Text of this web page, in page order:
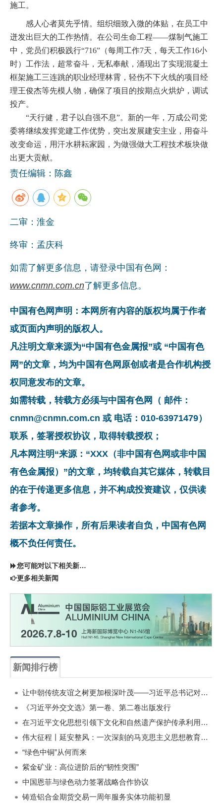
施工。
感人心者莫先乎情。组织细致入微的体贴，在员工中
迸发出巨大的工作热情。在公司生命工程——煤制气施工
中，党员们积极践行“716”（每周工作7天，每天工作16小
时）工作法，超常奋斗，无私奉献，涌现出了实现混凝土
框架施工三连跳的职业经理林霄，轻伤不下火线的项目经
理王俊杰等先模人物，确保了项目的按期点火烘炉，调试
投产。
“天行健，君子以自强不息”。新的一年，万成公司党
委将继续发挥党建工作优势，突出发展建安主业，用奋斗
改变命运，用汗水耕耘家园，为做强做大工程技术板块做
出更大贡献。
责任编辑：陈鑫
二审：淮金
终审：孟庆科
如需了解更多信息，请登录中国有色网：
www.cnmn.com.cn了解更多信息。
中国有色网声明：本网所有内容的版权均属于作者
或页面内声明的版权人。
凡注明文章来源为“中国有色金属报”或 “中国有色
网”的文章，均为中国有色网原创或者是合作机构授
权同意发布的文章。
如需转载，转载方必须与中国有色网（ 邮件：
cnmn@cnmn.com.cn 或 电话：010-63971479）
联系，签署授权协议，取得转载授权；
凡本网注明“来源：“XXX（非中国有色网或非中国
有色金属报）”的文章，均转载自其它媒体，转载目
的在于传递更多信息，并不构成投资建议，仅供读
者参考。
若据本文章操作，所有后果读者自负，中国有色网
概不负任何责任。
您可能对以下相关新闻同样感兴趣
更多相关新闻
新闻排行榜
让中朝传统友谊之树更加根深叶茂——习近平总书记对朝鲜进行国事访问纪实
《习近平外交文选》第一卷、第二卷出版发行
在习近平文化思想引领下文化和自然遗产保护传承利用工作开创新局面
伟大征程丨延安整风：一次深刻的马克思主义思想教育运动
“绿色中铜”从何而来
紫金矿业：高位进阶后的“韧性突围”
中国恩菲与绿色动力签署战略合作协议
铸造铝合金期货交易一周年服务实体功能初显